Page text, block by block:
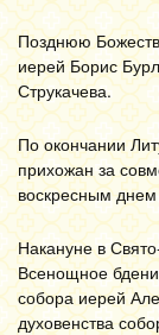
Позднюю
иерей Борис
Струкачева.
По окончании
прихожан за
воскресным
Накануне в
Всенощное
собора иерей
духовенства